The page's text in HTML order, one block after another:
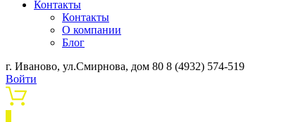
Контакты
Контакты
О компании
Блог
г. Иваново, ул.Смирнова, дом 80 8 (4932) 574-519
Войти